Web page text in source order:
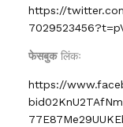
https://
फेसबुकलिंकः
https://